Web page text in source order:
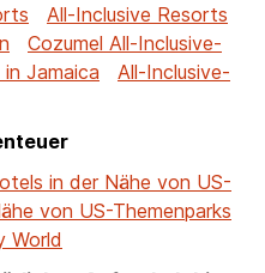
All-Inclusive Resorts
Cozumel All-Inclusive-
Jamaica
All-Inclusive-
in der Nähe von US-
von US-Themenparks
World